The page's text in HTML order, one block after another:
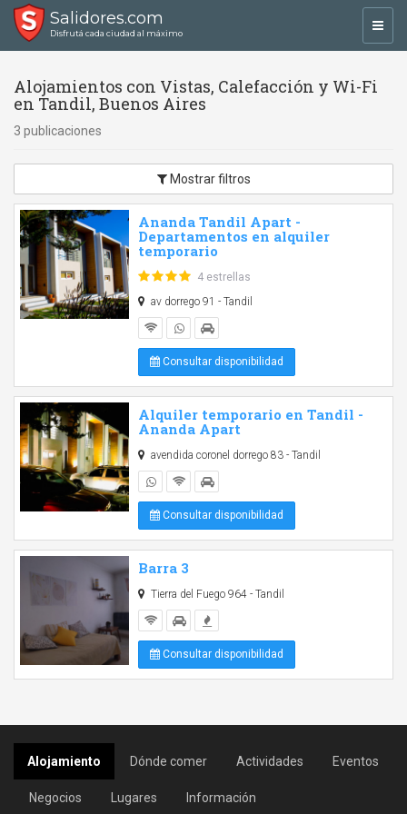
Salidores.com
Disfrutá cada ciudad al máximo
Alojamientos con Vistas, Calefacción y Wi-Fi
en Tandil, Buenos Aires
3 publicaciones
Mostrar filtros
Ananda Tandil Apart -
Departamentos en alquiler
temporario
4 estrellas
av dorrego 91 - Tandil
Consultar disponibilidad
Alquiler temporario en Tandil -
Ananda Apart
avendida coronel dorrego 83 - Tandil
Consultar disponibilidad
Barra 3
Tierra del Fuego 964 - Tandil
Consultar disponibilidad
Alojamiento Dónde comer Actividades Eventos
Negocios Lugares Información